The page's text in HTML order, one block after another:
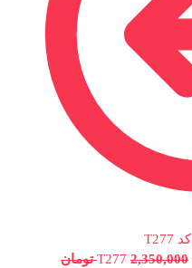
2,350,000
تومان